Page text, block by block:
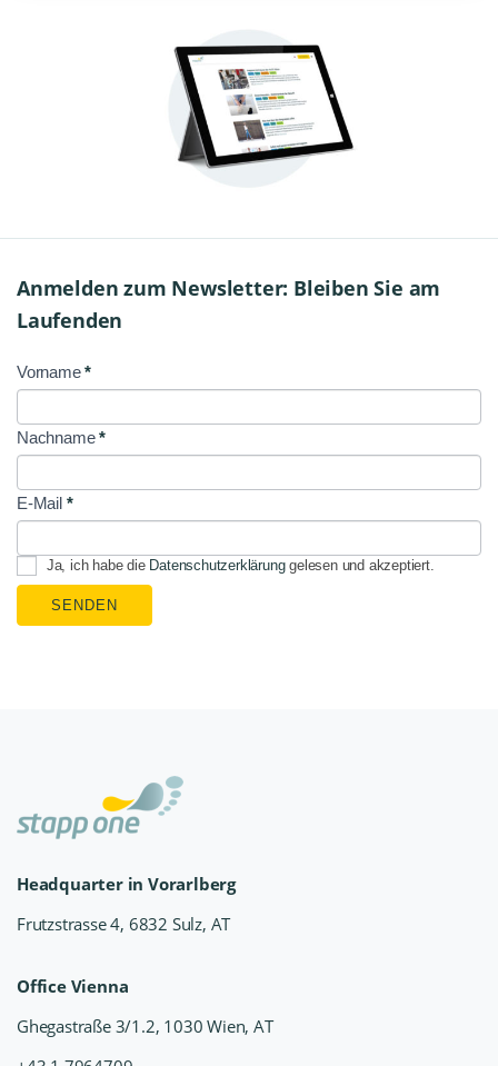
Anmelden zum Newsletter: Bleiben Sie am
Laufenden
NL
Signup
Vorname*
Nachname*
E-Mail *
Ja, ich habe die Datenschutzerklärunggelesen und akzeptiert.
SENDEN
Headquarter in Vorarlberg
Frutzstrasse 4, 6832 Sulz, AT
Office Vienna
Ghegastraße 3/1.2, 1030 Wien, AT